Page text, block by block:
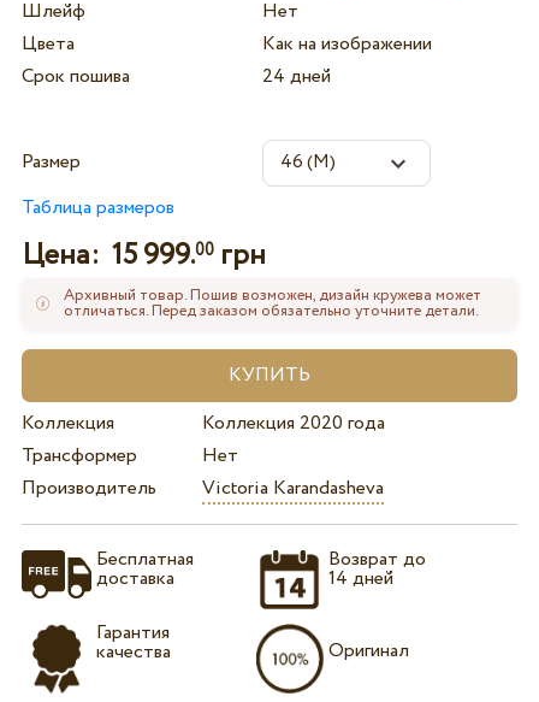
Шлейф
Нет
Цвета
Как на изображении
Срок пошива
24 дней
Размер
Таблица размеров
Цена: 15 999.00грн
Архивный товар. Пошив возможен, дизайн кружева может
отличаться. Перед заказом обязательно уточните детали.
Коллекция
Коллекция 2020 года
Трансформер
Нет
Производитель
Victoria Karandasheva
Бесплатная
доставка
Гарантия
качества
Возврат до
14 дней
Оригинал